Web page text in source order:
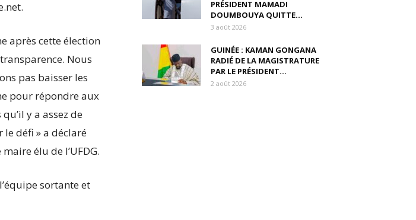
après cette élection
Nous
pas baisser les
pour répondre aux
y a assez de
le défi » a déclaré
élu de l’UFDG.
sortante et
PRÉSIDENT MAMADI
DOUMBOUYA QUITTE...
3 août 2026
GUINÉE : KAMAN GONGANA
RADIÉ DE LA MAGISTRATURE
PAR LE PRÉSIDENT...
2 août 2026